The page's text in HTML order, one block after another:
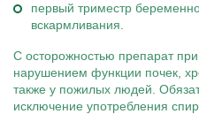
первый триместр
вскармливания.
С осторожностью препарат
нарушением функции почек,
также у пожилых людей.
исключение употребления